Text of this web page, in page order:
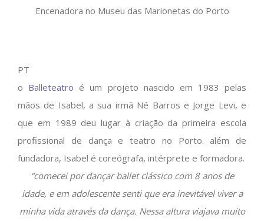
Encenadora no Museu das Marionetas do Porto
PT
o Balleteatro é um projeto nascido em 1983 pelas
mãos de Isabel, a sua irmã Né Barros e Jorge Levi, e
que em 1989 deu lugar à criação da primeira escola
profissional de dança e teatro no Porto. além de
fundadora, Isabel é coreógrafa, intérprete e formadora.
“comecei por dançar ballet clássico com 8 anos de
idade, e em adolescente senti que era inevitável viver a
minha vida através da dança. Nessa altura viajava muito